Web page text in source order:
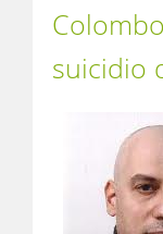
suicidio